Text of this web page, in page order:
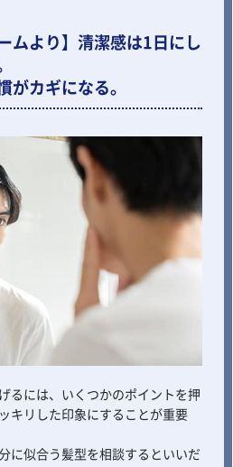
ムより】清潔感は1日にし
がカギになる。
るには、いくつかのポイントを押
キリした印象にすることが重要
に似合う髪型を相談するといいだ